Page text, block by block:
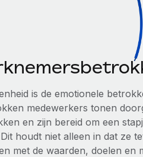
is de emotionele
medewerkers tonen
en zijn bereid om een
houdt niet alleen in dat ze
met de waarden, doelen en